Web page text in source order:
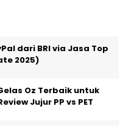
dari BRI via Jasa Top
2025)
Oz Terbaik untuk
Jujur PP vs PET